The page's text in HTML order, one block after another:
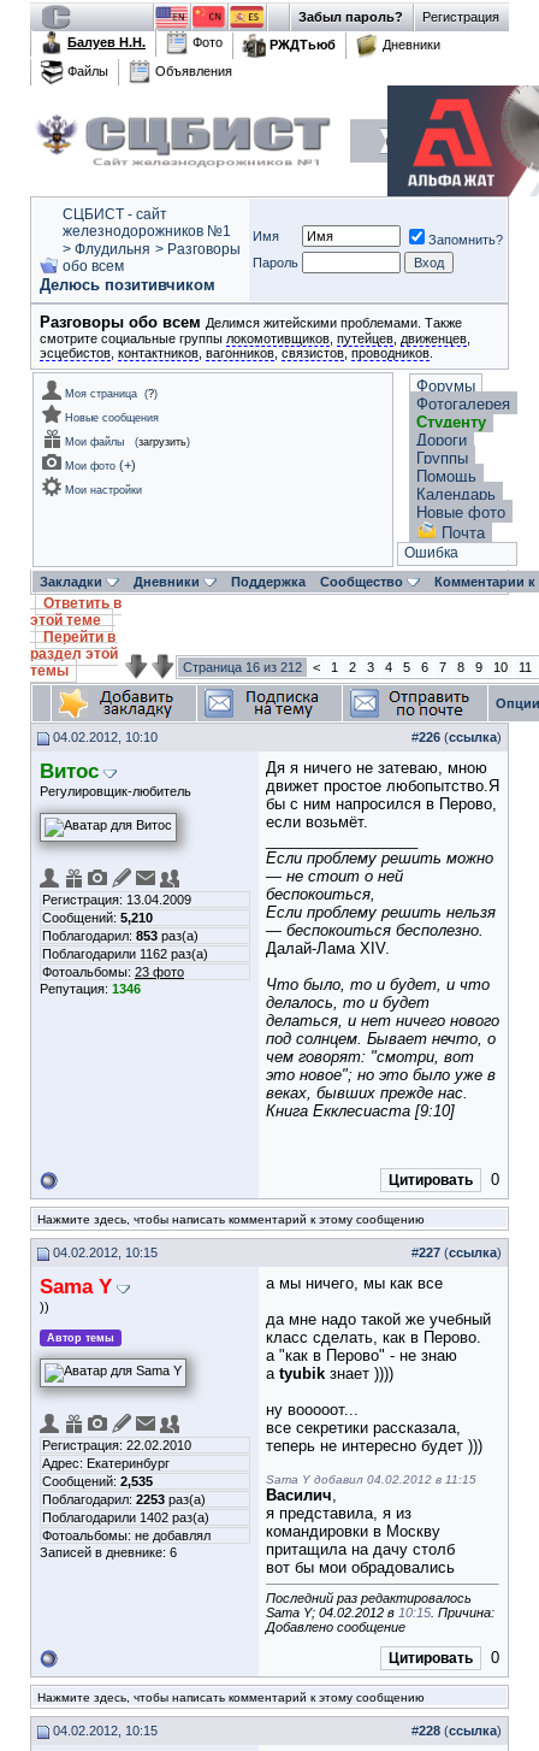
Регистрация
Забыл пароль?
Балуев Н.Н.
Фото РЖДТьюб
Дневники
Файлы
Объявления
СЦБИСТ - сайт
железнодорожников №1
> Флудильня > Разговоры
обо всем
Делюсь позитивчиком
Имя
Запомнить?
Пароль
Разговоры обо всем Делимся житейскими проблемами. Также
смотрите социальные группы локомотивщиков путейцев движенцев
эсцебистов контактников вагонников связистов проводников
Моя страница (?)
Новые сообщения
Мои файлы
(загрузить)
Мои фото (+)
Мои настройки
Форумы
Фотогалерея
Студенту
Дороги
Группы
Помощь
Календарь
Новые фото
Почта
Ошибка
Закладки Дневники Поддержка Сообщество Комментарии
Ответить в
этой теме
Перейти в
раздел этой
темы
Страница 16 из 212 < 1 2 3 4 5 6 7 8 9 10 11
04.02.2012, 10:10 #226 (ссылка)
Витос
Регулировщик-любитель
Регистрация: 13.04.2009
Сообщений: 5,210
Поблагодарил: 853 раз(а)
Поблагодарили 1162 раз(а)
Фотоальбомы: 23 фото
Репутация: 1346
Дя я ничего не затеваю, мною
движет простое любопытство.Я
бы с ним напросился в Перово,
если возьмёт.
Если проблему решить можно
— не стоит о ней
беспокоиться,
Если проблему решить нельзя
— беспокоиться бесполезно.
Далай-Лама XIV.
Что было, то и будет, и что
делалось, то и будет
делаться, и нет ничего нового
под солнцем. Бывает нечто, о
чем говорят: "смотри, вот
это новое"; но это было уже в
веках, бывших прежде нас.
Книга Екклесиаста [9:10]
Цитировать 0
Нажмите здесь, чтобы написать комментарий к этому сообщению
04.02.2012, 10:15 #227 (ссылка)
Sama Y
))
Автор темы
Регистрация: 22.02.2010
Адрес: Екатеринбург
Сообщений: 2,535
Поблагодарил: 2253 раз(а)
Поблагодарили 1402 раз(а)
Фотоальбомы: не добавлял
Записей в дневнике: 6
а мы ничего, мы как все
да мне надо такой же учебный
класс сделать, как в Перово.
а "как в Перово" - не знаю
а tyubik знает ))))
ну вооооот...
все секретики рассказала,
теперь не интересно будет )))
Sama Y добавил 04.02.2012 в 11:15
Василич,
я представила, я из
командировки в Москву
притащила на дачу столб
вот бы мои обрадовались
Последний раз редактировалось
Sama Y; 04.02.2012 в 10:15 . Причина:
Добавлено сообщение
Цитировать 0
Нажмите здесь, чтобы написать комментарий к этому сообщению
04.02.2012, 10:15 #228 (ссылка)